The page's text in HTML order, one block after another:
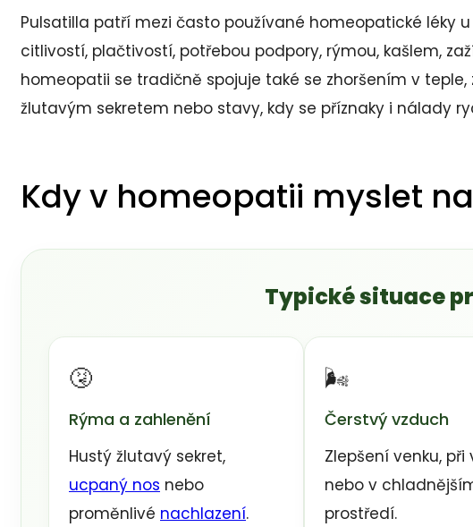
Pulsatilla patří mezi často používané homeopatické léky
citlivostí, plačtivostí, potřebou podpory, rýmou, kašlem,
homeopatii se tradičně spojuje také se zhoršením v
žlutavým sekretem nebo stavy, kdy se příznaky i nálady
Kdy v homeopatii myslet
Typické situace
🤧
Rýma a zahlenění
Hustý žlutavý sekret,
ucpaný nos nebo
proměnlivé nachlazení.
🌬️
Čerstvý vzduch
Zlepšení venku,
nebo v
prostředí.